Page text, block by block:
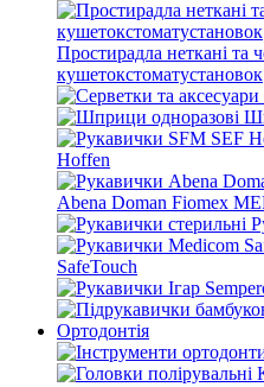
Простирадла неткані та
кушетокстоматустановок
Hoffen
Abena Doman Fiomex
SafeTouch
Ортодонтія